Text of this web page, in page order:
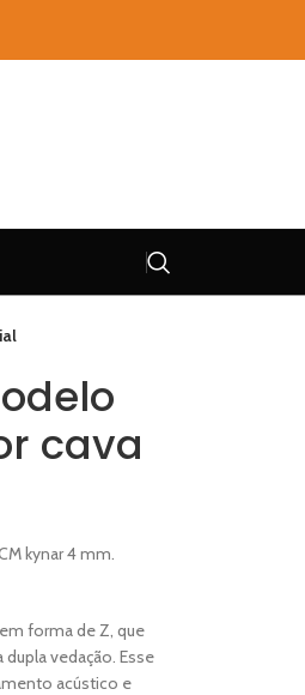
cava
kynar 4 mm.
forma de Z, que
vedação. Esse
acústico e